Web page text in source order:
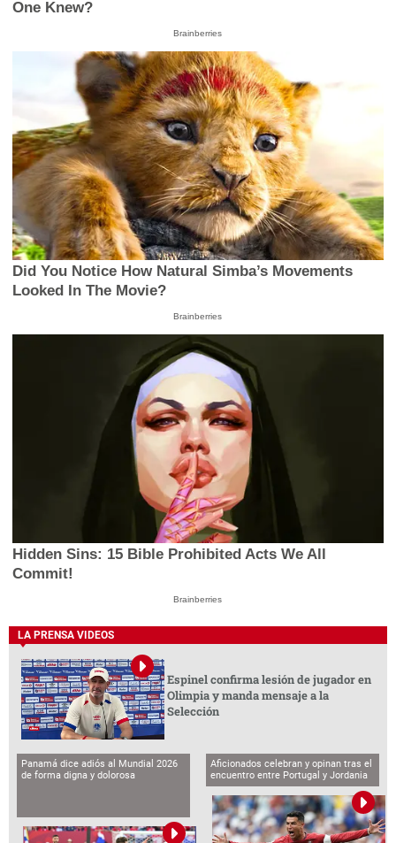
One Knew?
Brainberries
Did You Notice How Natural Simba’s Movements
Looked In The Movie?
Brainberries
Hidden Sins: 15 Bible Prohibited Acts We All
Commit!
Brainberries
LA PRENSA VIDEOS
Espinel confirma lesión de jugador en
Olimpia y manda mensaje a la
Selección
Panamá dice adiós al Mundial 2026
de forma digna y dolorosa
Aficionados celebran y opinan tras el
encuentro entre Portugal y Jordania